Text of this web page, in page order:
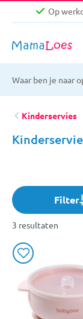
Op
Op
Kinderservies
Filter
3 resultaten